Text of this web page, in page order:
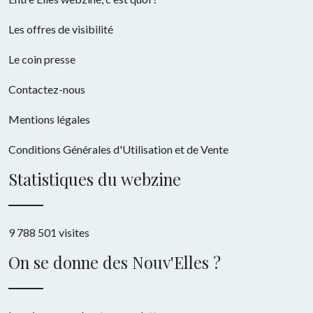
Les offres de visibilité
Le coin presse
Contactez-nous
Mentions légales
Conditions Générales d'Utilisation et de Vente
Statistiques du webzine
9 788 501 visites
On se donne des Nouv'Elles ?